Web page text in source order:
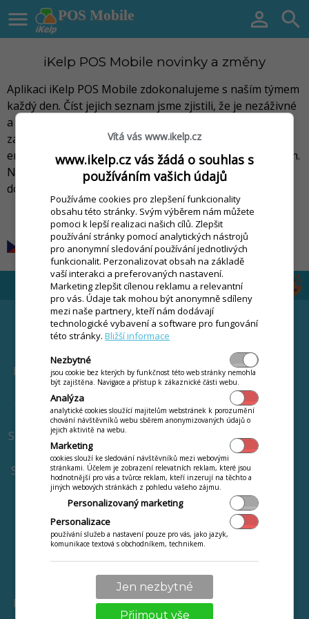
POS Mobile
  
iKelp POS Mobile novinky a změny
Aplikaci iKelp POS Mobile zdokonalujeme s naším týmem
každý den. Číst jejich seznam jsme zjistili, že je nezáživné
a po prvních pěti řádků již nezajímavý. Proto naše
zákazníky informujeme párkrát ročně prostřednictvím
emailu tak, aby forma byla zajímavá o tom nejhlavnějším.
Naše návody udržujeme co nejaktuálněji a vždy
dostupné přímo z aplikace.
by Rudolf Tellár
FUNKCE
Webináře k funkcím
Mobilní číšník
Inteligentní stůl s QR
kódem
Online objednávky a
rozvoz
Skladové hospodářství
Bufetový systém
Samoobslužný kiosek
Věrnostní systémy
CENÍK
Pronájem pokladen
Dotovaný nákup
pokladen
Chci jen software
Terminál zdarma
Reference
Napsali o nás
Novinky a změny
Co je iKelp POS Mobile
Podmínky poskytování
Systémové požadavky
EET 2.0
VYZKOUŠET ZDARMA
VÍCE
Návody a videokurzy
Vítá vás www.ikelp.cz
www.ikelp.cz vás žádá o souhlas s
používáním vašich údajů
Používáme cookies pro zlepšení funkcionality
obsahu této stránky. Svým výběrem nám můžete
pomoci k lepší realizaci našich cílů. Zlepšit
používání stránky pomocí analytických nástrojů
pro anonymní sledování používání jednotlivých
funkcionalit. Perzonalizovat obsah na základě
vaší interakci a preferovaných nastavení.
Marketing zlepšit cílenou reklamu a relevantní
pro vás. Údaje tak mohou být anonymně sdíleny
mezi naše partnery, kteří nám dodávají
technologické vybavení a software pro fungování
této stránky.Bližší informace
Nezbytné
jsou cookie bez kterých by funkčnost této web stránky nemohla
být zajištěna. Navigace a přístup k zákaznické části webu.
Analýza
analytické cookies sloužící majitelům webstránek k porozumění
chování návštěvníků webu sběrem anonymizovaných údajů o
jejich aktivitě na webu.
Marketing
cookies slouží ke sledování návštěvníků mezi webovými
stránkami. Účelem je zobrazení relevatních reklam, které jsou
hodnotnější pro vás a tvůrce reklam, kteří inzerují na těchto a
jiných webových stránkách z pohledu vašeho zájmu.
Personalizovaný marketing
Personalizace
používání služeb a nastavení pouze pro vás, jako jazyk,
komunikace textová s obchodníkem, technikem.
Jen nezbytné
Přijmout vše